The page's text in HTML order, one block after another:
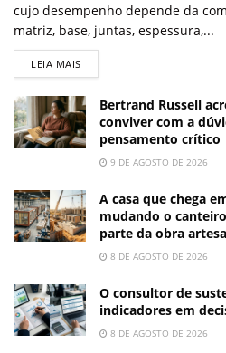
cujo desempenho depende da
matriz, base, juntas, espessura,...
LEIA MAIS
Bertrand Russell
conviver com a
pensamento crítico
9 DE AGOSTO DE 2026
A casa que chega
mudando o
parte da obra
8 DE AGOSTO DE 2026
O consultor de
indicadores em
8 DE AGOSTO DE 2026